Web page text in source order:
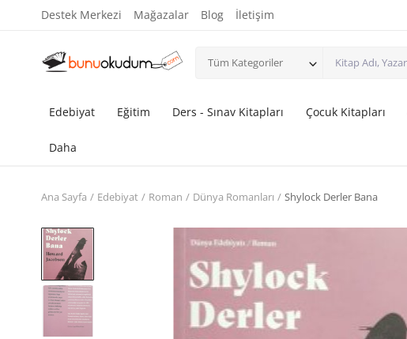
Destek Merkezi Mağazalar Blog İletişim
Tüm Kategoriler
Edebiyat Eğitim Ders - Sınav Kitapları Çocuk Kitapları
Daha
Ana Sayfa Edebiyat Roman Dünya Romanları Shylock Derler Bana